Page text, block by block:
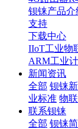
钡铼产品介
支持
下载中心
IIoT工业物
ARM工业
新闻资讯
全部 钡铼
业标准 物
联系钡铼
全部 钡铼